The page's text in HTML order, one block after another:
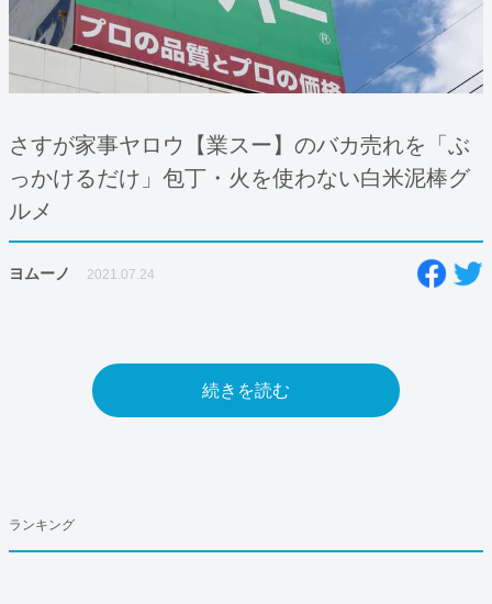
さすが家事ヤロウ【業スー】のバカ売れを「ぶ
っかけるだけ」包丁・火を使わない白米泥棒グ
ルメ
ヨムーノ 2021.07.24
続きを読む
ランキング